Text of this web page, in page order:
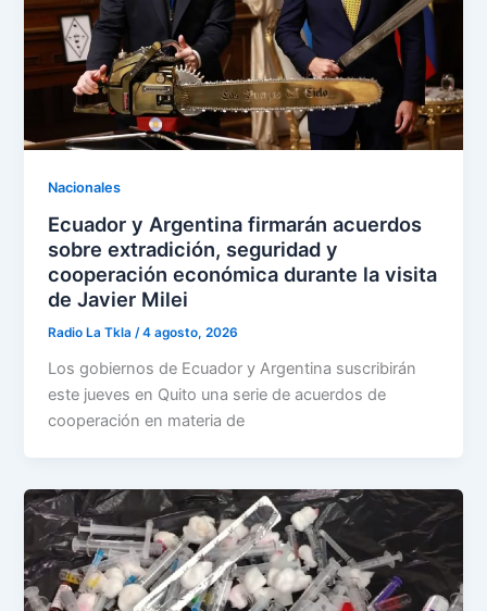
Nacionales
Ecuador y Argentina firmarán acuerdos
sobre extradición, seguridad y
cooperación económica durante la visita
de Javier Milei
Radio La Tkla/4 agosto, 2026
Los gobiernos de Ecuador y Argentina suscribirán
este jueves en Quito una serie de acuerdos de
cooperación en materia de